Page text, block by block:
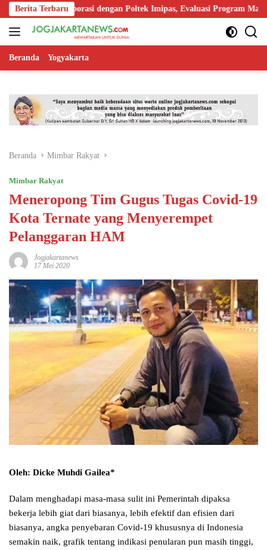
Langsung
ke
konten
Berita Terbaru
Kolaborasi dengan Poltek Imipas, Evaluasi Program Magang Taruna
Beranda Yogyakarta
Beranda Mimbar Rakyat
Mimbar Rakyat
Meneropong Tim Gugus Tugas Covid-19
Kota Ternate yang Menyerempet
Pelanggaran HAM
Jogjakartanews
17 Mei 2020
Oleh: Dicke Muhdi Gailea*
Dalam menghadapi masa-masa sulit ini Pemerintah dipaksa
bekerja lebih giat dari biasanya, lebih efektif dan efisien dari
biasanya, angka penyebaran Covid-19 khususnya di Indonesia
semakin naik, grafik tentang indikasi penularan pun masih tinggi,